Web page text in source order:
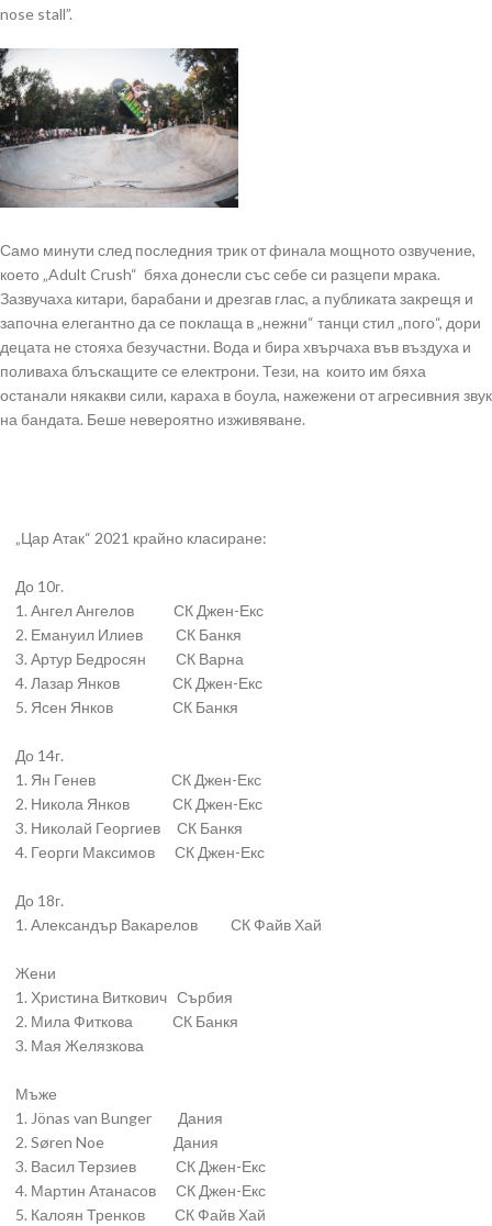
nose stall”.
Само минути след последния трик от финала мощното озвучение,
което „Adult Crush“ бяха донесли със себе си разцепи мрака.
Зазвучаха китари, барабани и дрезгав глас, а публиката закрещя и
започна елегантно да се поклаща в „нежни“ танци стил „пого“, дори
децата не стояха безучастни. Вода и бира хвърчаха във въздуха и
поливаха блъскащите се електрони. Тези, на които им бяха
останали някакви сили, караха в боула, нажежени от агресивния звук
на бандата. Беше невероятно изживяване.
„Цар Атак“ 2021 крайно класиране:
До 10г.
1. Ангел Ангелов СК Джен-Екс
2. Емануил Илиев СК Банкя
3. Артур Бедросян СК Варна
4. Лазар Янков СК Джен-Екс
5. Ясен Янков СК Банкя
До 14г.
1. Ян Генев СК Джен-Екс
2. Никола Янков СК Джен-Екс
3. Николай Георгиев СК Банкя
4. Георги Максимов СК Джен-Екс
До 18г.
1. Александър Вакарелов СК Файв Хай
Жени
1. Христина Виткович Сърбия
2. Мила Фиткова СК Банкя
3. Мая Желязкова
Мъже
1. Jönas van Bunger Дания
2. Søren Noe Дания
3. Васил Терзиев СК Джен-Екс
4. Мартин Атанасов СК Джен-Екс
5. Калоян Тренков СК Файв Хай